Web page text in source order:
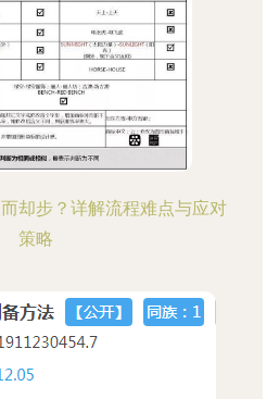
却步？详解流程难点与应对
策略